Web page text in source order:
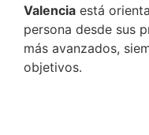
Valencia está
persona desde sus
más avanzados,
objetivos.